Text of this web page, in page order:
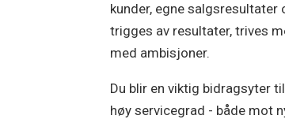
kunder, egne salgsresultater
trigges av resultater, trives
med ambisjoner.
Du blir en viktig bidragsyter
høy servicegrad - både mot